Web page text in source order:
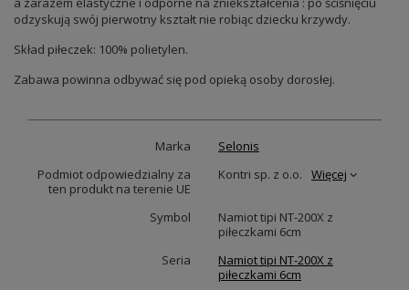
odzyskują swój pierwotny kształt nie robiąc dziecku krzywdy.
Skład piłeczek: 100% polietylen.
Zabawa powinna odbywać się pod opieką osoby dorosłej.
Marka
Selonis
Podmiot odpowiedzialny za
ten produkt na terenie UE
Kontri sp. z o.o. Więcej
Symbol
Namiot tipi NT-200X z
piłeczkami 6cm
Seria
Namiot tipi NT-200X z
piłeczkami 6cm